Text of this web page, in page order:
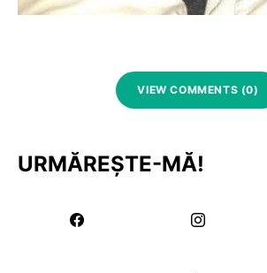
VIEW COMMENTS (0)
URMĂREȘTE-MĂ!